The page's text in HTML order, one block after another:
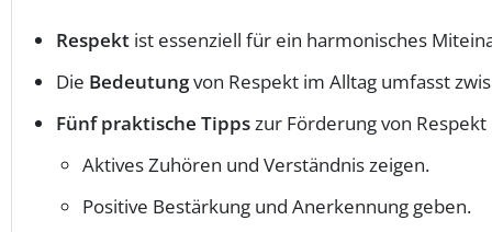
Respekt ist essenziell für ein harmonisches
Die Bedeutungvon Respekt im Alltag umfasst
Fünf praktische Tippszur Förderung von
Aktives Zuhören und Verständnis zeigen.
Positive Bestärkung und Anerkennung geben.